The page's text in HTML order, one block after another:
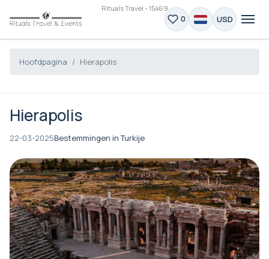
Rituals Travel - 15469
0 USD
Hoofdpagina Hierapolis
Hierapolis
22-03-2025Bestemmingen in Turkije